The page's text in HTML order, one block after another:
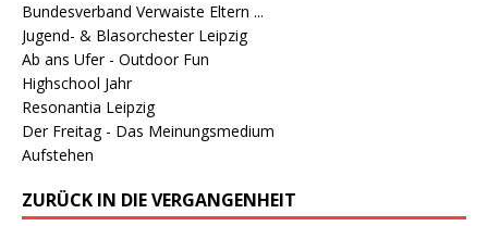
Bundesverband Verwaiste Eltern ...
Jugend- & Blasorchester Leipzig
Ab ans Ufer - Outdoor Fun
Highschool Jahr
Resonantia Leipzig
Der Freitag - Das Meinungsmedium
Aufstehen
ZURÜCK IN DIE VERGANGENHEIT